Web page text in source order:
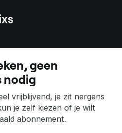
geen
nodig
vrijblijvend, je zit nergens
je zelf kiezen of je wilt
abonnement.